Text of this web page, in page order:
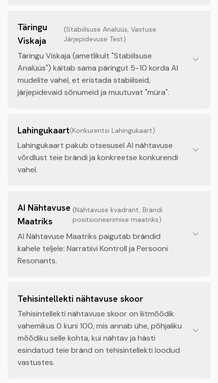
Täringu
Viskaja
(Stabiilsuse Analüüs, Vastuse
Järjepidevuse Test)
Täringu Viskaja (ametlikult "Stabiilsuse
Analüüs") käitab sama päringut 5-10 korda AI
mudelite vahel, et eristada stabiilseid,
järjepidevaid sõnumeid ja muutuvat "müra".
Lahingukaart(Konkurentsi Lahingukaart)
Lahingukaart pakub otsesusel AI nähtavuse
võrdlust teie brändi ja konkreetse konkurendi
vahel.
AI Nähtavuse
Maatriks
(Nähtavuse kvadrant, Brändi
positsioneerimise maatriks)
AI Nähtavuse Maatriks paigutab brändid
kahele teljele: Narratiivi Kontroll ja Persooni
Resonants.
Tehisintellekti nähtavuse skoor
Tehisintellekti nähtavuse skoor on liitmõõdik
vahemikus 0 kuni 100, mis annab ühe, põhjaliku
mõõdiku selle kohta, kui nähtav ja hästi
esindatud teie bränd on tehisintellekti loodud
vastustes.